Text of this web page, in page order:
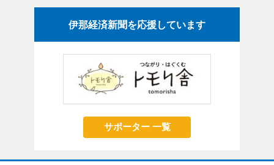
伊那経済新聞を応援しています
サポーター 一覧